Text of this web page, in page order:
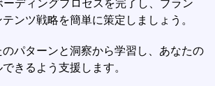
ディングプロセスを完了し、ブラン
ンツ戦略を簡単に策定しましょう。
パターンと洞察から学習し、あなたの
きるよう支援します。